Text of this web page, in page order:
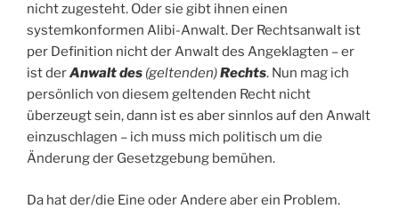
nicht zugesteht. Oder sie gibt ihnen einen
systemkonformen Alibi-Anwalt. Der Rechtsanwalt ist
per Definition nicht der Anwalt des Angeklagten – er
ist derAnwalt des (geltenden)Rechts. Nun mag ich
persönlich von diesem geltenden Recht nicht
überzeugt sein, dann ist es aber sinnlos auf den Anwalt
einzuschlagen – ich muss mich politisch um die
Änderung der Gesetzgebung bemühen.
Da hat der/die Eine oder Andere aber ein Problem.